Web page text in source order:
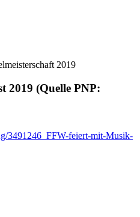
2019
2019 (Quelle PNP:
3491246_FFW-feiert-mit-Musik-